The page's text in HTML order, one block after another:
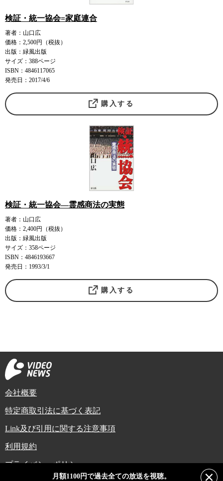
検証・統一協会=家庭連合
著者：山口広
価格：2,500円（税抜）
出版：緑風出版
サイズ：388ページ
ISBN：4846117065
発売日：2017/4/6
購入する
検証・統一協会―霊感商法の実態
著者：山口広
価格：2,400円（税抜）
出版：緑風出版
サイズ：358ページ
ISBN：4846193667
発売日：1993/3/1
購入する
会社概要
特定商取引法に基づく表記
Link及び引用に関する注意事項
利用規約
プライバシーポリシー
月額1100円で過去全ての放送を視聴。